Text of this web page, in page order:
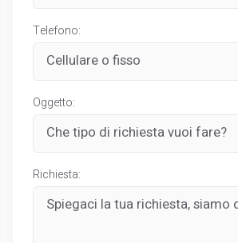
Telefono:
Oggetto:
Richiesta: